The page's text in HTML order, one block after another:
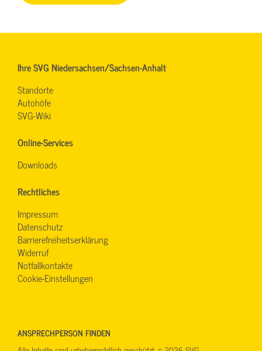
Ihre SVG Niedersachsen/Sachsen-Anhalt
Standorte
Autohöfe
SVG-Wiki
Online-Services
Downloads
Rechtliches
Impressum
Datenschutz
Barrierefreiheitserklärung
Widerruf
Notfallkontakte
Cookie-Einstellungen
ANSPRECHPERSON FINDEN